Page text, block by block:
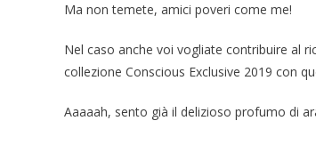
Ma non temete, amici poveri come me!
Nel caso anche voi vogliate contribuire al
collezione Conscious Exclusive 2019 con
Aaaaah, sento già il delizioso profumo di